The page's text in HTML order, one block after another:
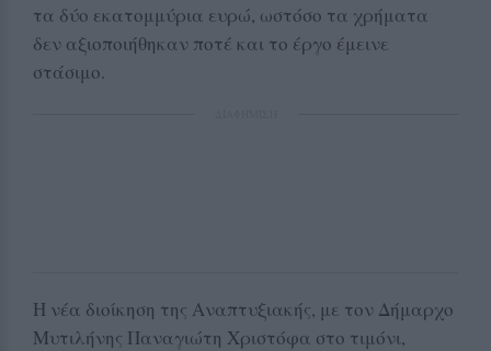
τα δύο εκατομμύρια ευρώ, ωστόσο τα χρήματα
δεν αξιοποιήθηκαν ποτέ και το έργο έμεινε
στάσιμο.
Η νέα διοίκηση της Αναπτυξιακής, με τον Δήμαρχο
Μυτιλήνης Παναγιώτη Χριστόφα στο τιμόνι,